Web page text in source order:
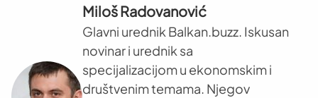
Miloš Radovanović
Glavni urednik Balkan.buzz. Iskusan
novinar i urednik sa
specijalizacijom u ekonomskim i
društvenim temama. Njegov